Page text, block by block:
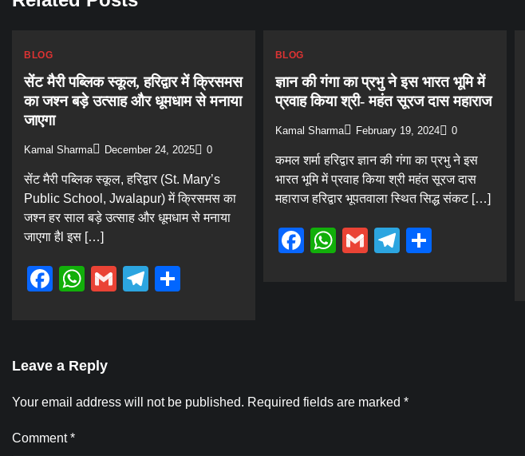
BLOG
सेंट मैरी पब्लिक स्कूल, हरिद्वार में क्रिसमस
का जश्न बड़े उत्साह और धूमधाम से मनाया
जाएगा
Kamal Sharma December 24, 2025 0
सेंट मैरी पब्लिक स्कूल, हरिद्वार (St. Mary’s
Public School, Jwalapur) में क्रिसमस का
जश्न हर साल बड़े उत्साह और धूमधाम से मनाया
जाएगा हैl इस […]
Facebook
WhatsApp
GmailTelegram
BLOG
ज्ञान की गंगा का प्रभु ने इस भारत भूमि में
प्रवाह किया श्री- महंत सूरज दास महाराज
Kamal Sharma February 19, 2024 0
कमल शर्मा हरिद्वार ज्ञान की गंगा का प्रभु ने इस
भारत भूमि में प्रवाह किया श्री महंत सूरज दास
महाराज हरिद्वार भूपतवाला स्थित सिद्ध संकट […]
Facebook
WhatsApp
GmailTelegram
Leave a Reply
Your email address will not be published. Required fields are marked *
Comment*